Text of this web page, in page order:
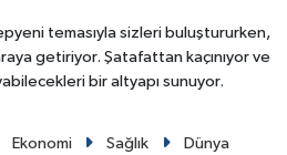
temasıyla sizleri buluştururken,
getiriyor. Şatafattan kaçınıyor ve
bir altyapı sunuyor.
Ekonomi Sağlık Dünya